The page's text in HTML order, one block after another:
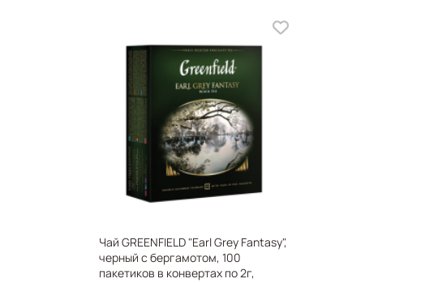
Чай GREENFIELD "Earl Grey Fantasy",
черный с бергамотом, 100
пакетиков в конвертах по 2г,